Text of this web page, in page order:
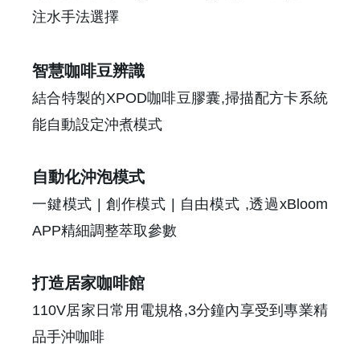
注水手法選擇
智慧咖啡豆辨識
結合特製的XPOD咖啡豆膠囊,掃描配方卡系統
能自動設定沖煮模式
自動化沖泡模式
一鍵模式 | 創作模式 | 自由模式 ,透過xBloom
APP精細調整萃取參數
打造居家咖啡館
110V居家日常用電規格,3分鐘內享受到專業精
品手沖咖啡